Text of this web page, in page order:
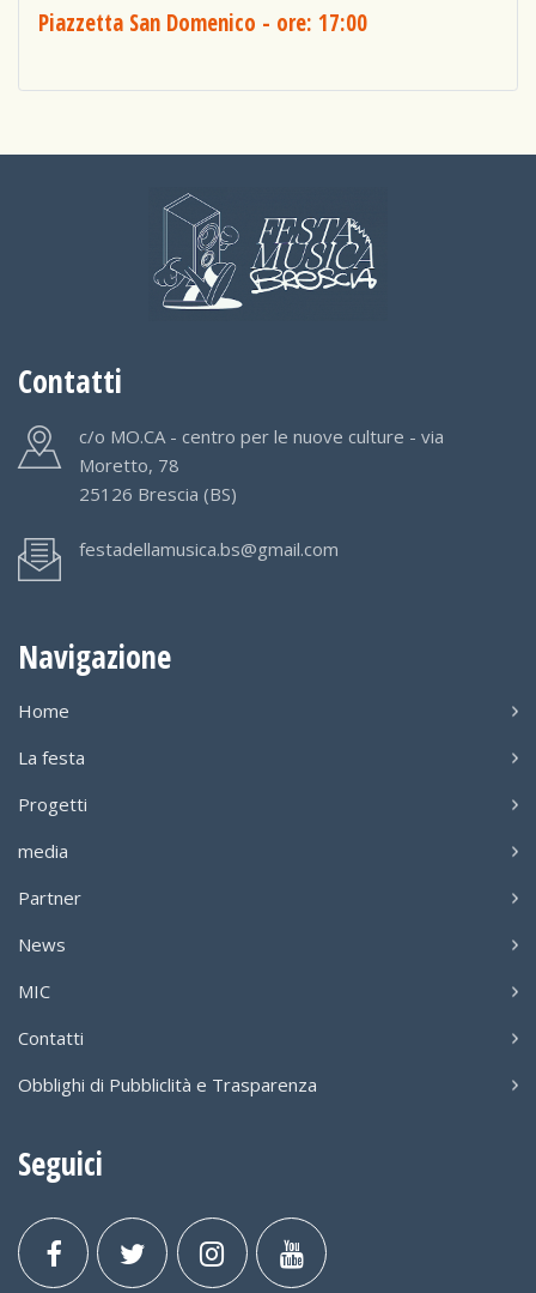
Piazzetta San Domenico - ore: 17:00
Contatti
c/o MO.CA - centro per le nuove culture - via
Moretto, 78
25126 Brescia (BS)
festadellamusica.bs@gmail.com
Navigazione
Home
La festa
Progetti
media
Partner
News
MIC
Contatti
Obblighi di Pubbliclità e Trasparenza
Seguici